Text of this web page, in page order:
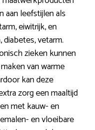
aan leefstijlen als
eiwitrijk, en
vetarm.
zieken kunnen
van warme
kan deze
zorg een maaltijd
met kauw- en
en vloeibare